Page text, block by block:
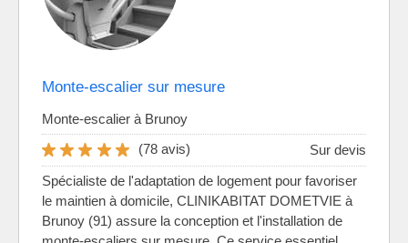
Monte-escalier sur mesure
Monte-escalier à Brunoy
(78 avis)
Sur devis
Spécialiste de l'adaptation de logement pour favoriser
le maintien à domicile, CLINIKABITAT DOMETVIE à
Brunoy (91) assure la conception et l'installation de